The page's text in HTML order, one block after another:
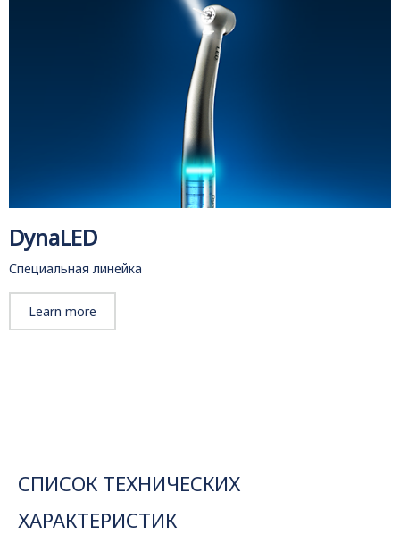
DynaLED
Специальная линейка
Learn more
СПИСОК ТЕХНИЧЕСКИХ
ХАРАКТЕРИСТИК